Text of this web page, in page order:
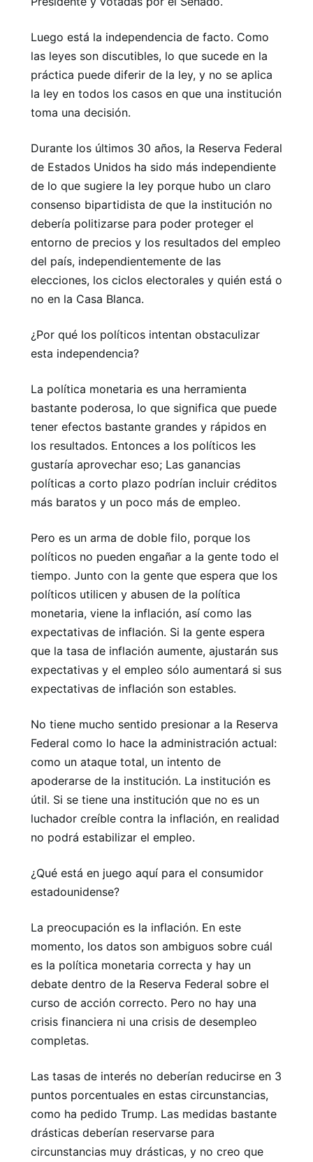
Luego está la independencia de facto. Como
las leyes son discutibles, lo que sucede en la
práctica puede diferir de la ley, y no se aplica
la ley en todos los casos en que una institución
toma una decisión.
Durante los últimos 30 años, la Reserva Federal
de Estados Unidos ha sido más independiente
de lo que sugiere la ley porque hubo un claro
consenso bipartidista de que la institución no
debería politizarse para poder proteger el
entorno de precios y los resultados del empleo
del país, independientemente de las
elecciones, los ciclos electorales y quién está o
no en la Casa Blanca.
¿Por qué los políticos intentan obstaculizar
esta independencia?
La política monetaria es una herramienta
bastante poderosa, lo que significa que puede
tener efectos bastante grandes y rápidos en
los resultados. Entonces a los políticos les
gustaría aprovechar eso; Las ganancias
políticas a corto plazo podrían incluir créditos
más baratos y un poco más de empleo.
Pero es un arma de doble filo, porque los
políticos no pueden engañar a la gente todo el
tiempo. Junto con la gente que espera que los
políticos utilicen y abusen de la política
monetaria, viene la inflación, así como las
expectativas de inflación. Si la gente espera
que la tasa de inflación aumente, ajustarán sus
expectativas y el empleo sólo aumentará si sus
expectativas de inflación son estables.
No tiene mucho sentido presionar a la Reserva
Federal como lo hace la administración actual:
como un ataque total, un intento de
apoderarse de la institución. La institución es
útil. Si se tiene una institución que no es un
luchador creíble contra la inflación, en realidad
no podrá estabilizar el empleo.
¿Qué está en juego aquí para el consumidor
estadounidense?
La preocupación es la inflación. En este
momento, los datos son ambiguos sobre cuál
es la política monetaria correcta y hay un
debate dentro de la Reserva Federal sobre el
curso de acción correcto. Pero no hay una
crisis financiera ni una crisis de desempleo
completas.
Las tasas de interés no deberían reducirse en 3
puntos porcentuales en estas circunstancias,
como ha pedido Trump. Las medidas bastante
drásticas deberían reservarse para
circunstancias muy drásticas, y no creo que